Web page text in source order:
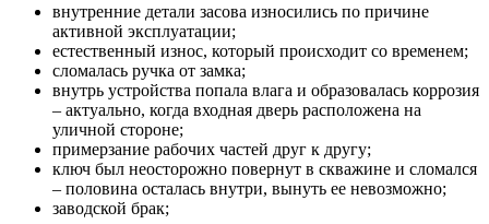
внутренние детали засова износились по причине
активной эксплуатации;
естественный износ, который происходит со временем;
сломалась ручка от замка;
внутрь устройства попала влага и образовалась коррозия
– актуально, когда входная дверь расположена на
уличной стороне;
примерзание рабочих частей друг к другу;
ключ был неосторожно повернут в скважине и сломался
– половина осталась внутри, вынуть ее невозможно;
заводской брак;